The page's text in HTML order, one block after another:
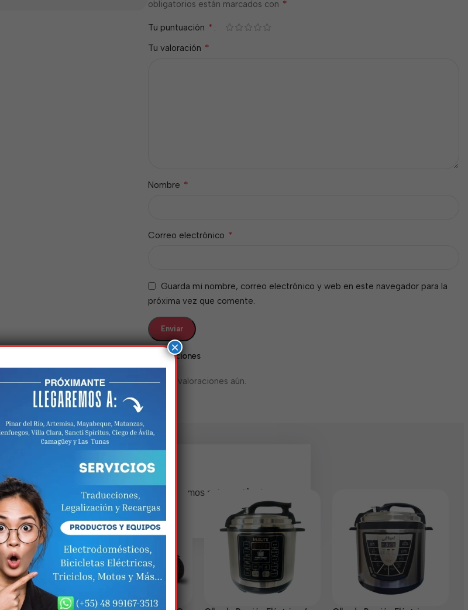
Valoraciones
No hay valoraciones aún.
obligatorios están marcados con *
Tu puntuación *
Tu valoración *
Nombre *
Correo electrónico *
Guarda mi nombre, correo electrónico y web en este navegador para la
próxima vez que comente.
×
Estamos trabalhando nisso!
com novidades incríveis. Agradecemos pela paciência e
compreensão.